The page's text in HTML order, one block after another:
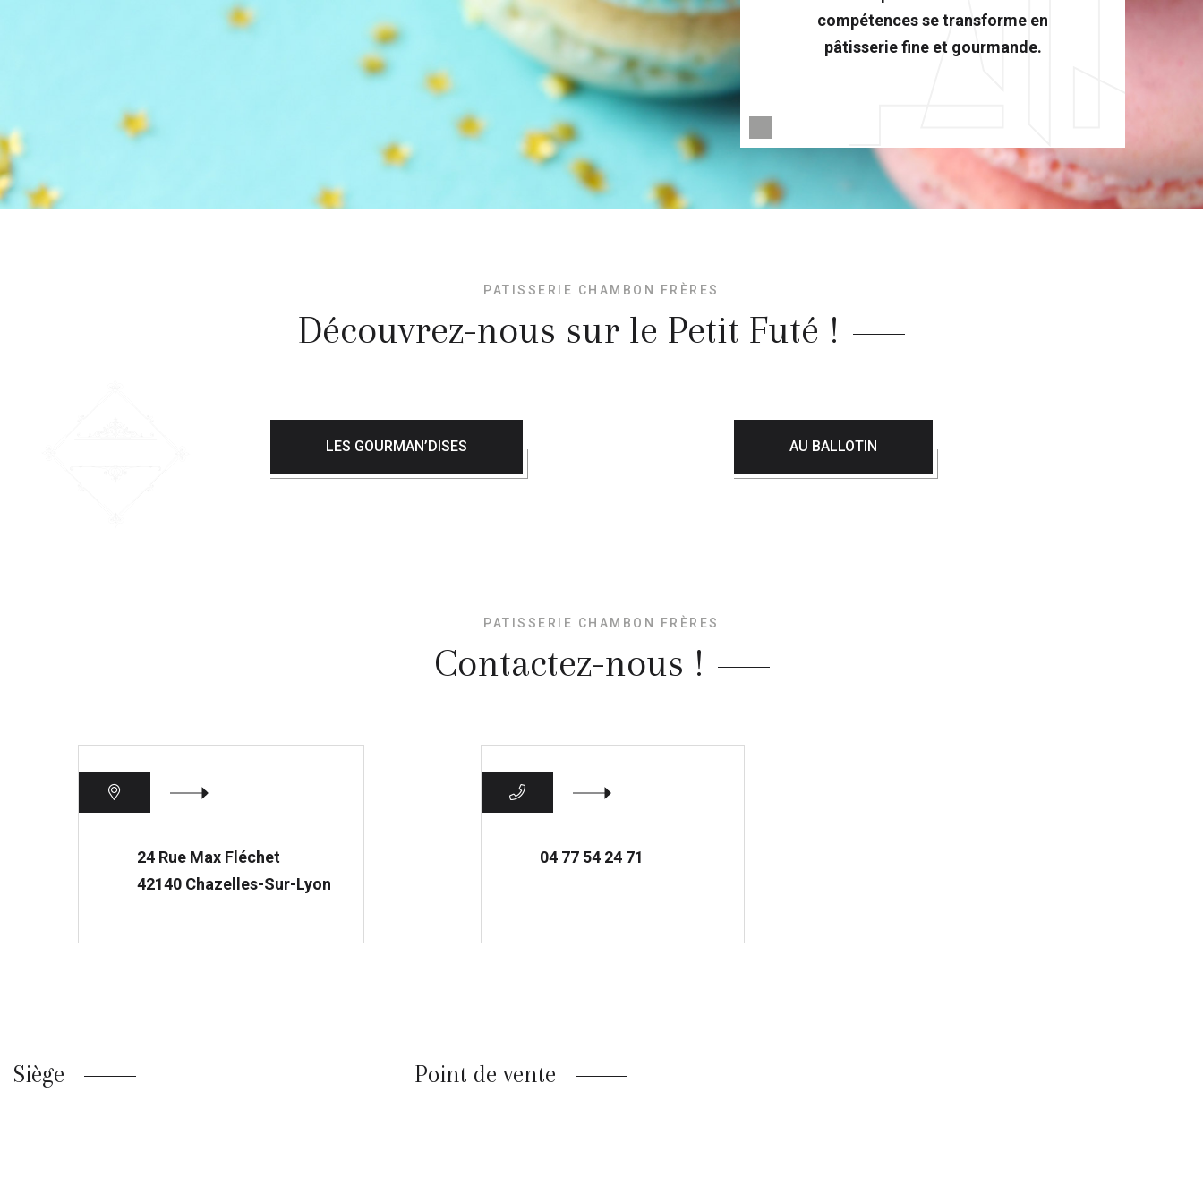
compétences se transforme en
pâtisserie fine et gourmande.
PATISSERIE CHAMBON FRÈRES
Découvrez-nous sur le Petit Futé !
LES GOURMAN’DISES AU BALLOTIN
PATISSERIE CHAMBON FRÈRES
Contactez-nous !
24 Rue Max Fléchet
42140 Chazelles-Sur-Lyon
04 77 54 24 71
Siège Point de vente